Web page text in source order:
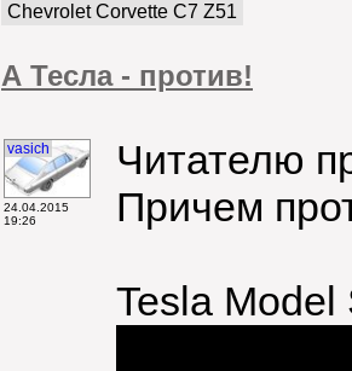
Chevrolet Corvette C7 Z51
А Тесла - против!
vasich
24.04.2015
19:26
Читателю
Причем
Tesla Model